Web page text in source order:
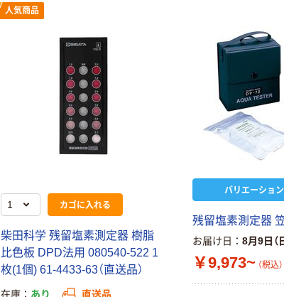
人気商品
カゴに入れる
柴田科学 残留塩素測定器 樹脂
比色板 DPD法用 080540-522 1
枚(1個) 61-4433-63（直送品）
在庫 あり 直送品
バリエーション
残留塩素測定器
お届け日 8月9日（
￥9,973~ （税込）